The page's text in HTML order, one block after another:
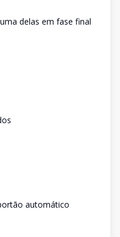
delas em fase final
automático